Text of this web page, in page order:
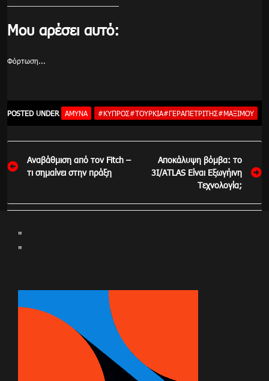
Μου αρέσει αυτό:
Φόρτωση...
POSTED UNDER ΆΜΥΝΑ #ΚΎΠΡΟΣ#ΤΟΥΡΚΊΑ#ΓΕΡΑΠΕΤΡΊΤΗΣ#ΜΑΞΊΜΟΥ
Πλοήγηση
άρθρων
Aναβάθμιση από τον Fitch –
τι σημαίνει στην πράξη
Αποκάλυψη βόμβα: το
3I/ATLAS Είναι Εξωγήινη
Τεχνολογία;
"
"